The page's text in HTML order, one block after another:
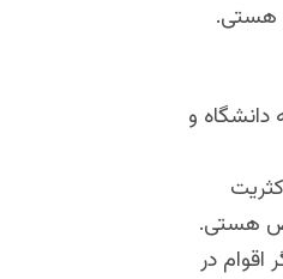
هستی.
و
هستی.
در